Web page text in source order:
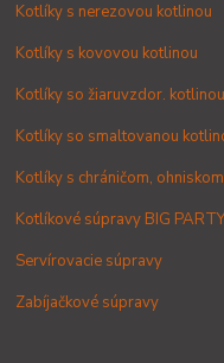
Kotlíky s nerezovou kotlinou
Kotlíky s kovovou kotlinou
Kotlíky so žiaruvzdor. kotlinou
Kotlíky so smaltovanou
Kotlíky s chráničom, ohniskom
Kotlíkové súpravy BIG
Servírovacie súpravy
Zabíjačkové súpravy